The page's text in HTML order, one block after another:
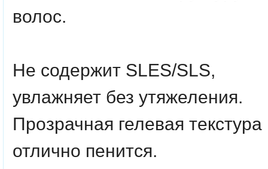
волос.
Не содержит SLES/SLS,
увлажняет без утяжеления.
Прозрачная гелевая текстура
отлично пенится.